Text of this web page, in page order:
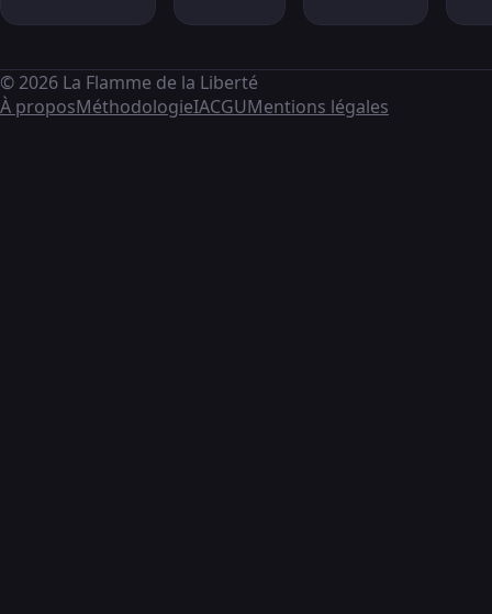
© 2026 La Flamme de la Liberté
À proposMéthodologieIACGUMentions légales